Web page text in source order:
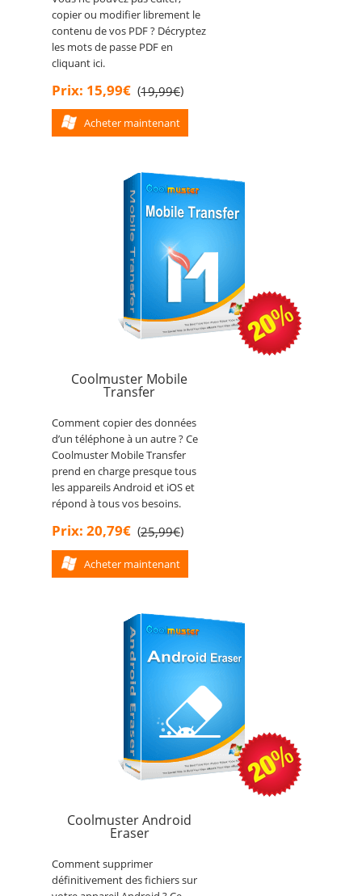
copier ou modifier librement le
contenu de vos PDF ? Décryptez
les mots de passe PDF en
cliquant ici.
Prix: 15,99€ (19,99€)
Acheter maintenant
Coolmuster Mobile
Transfer
Comment copier des données
d’un téléphone à un autre ? Ce
Coolmuster Mobile Transfer
prend en charge presque tous
les appareils Android et iOS et
répond à tous vos besoins.
Prix: 20,79€ (25,99€)
Acheter maintenant
Coolmuster Android
Eraser
Comment supprimer
définitivement des fichiers sur